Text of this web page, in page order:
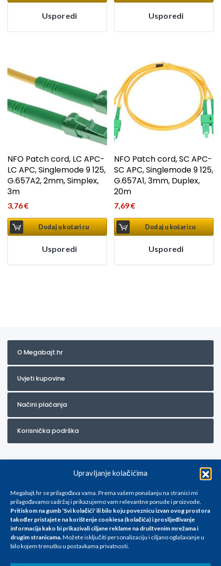
Upravljanje kolačićima
Megabajt.hr se prilagođava vama. Prema vašem ponašanju na stranici mi
prilagođavamo sadržaj i prikazujemo vam relevantne ponude i proizvode.
Pritiskom na gumb 'Svi kolačići' ili bilo koju poveznicu izvan ovog prostora
također pristajete na korištenje cookiesa (kolačića) i proslijeđivanje
informacija kako bi prikazivali ciljane reklame na društvenim mrežama i
drugim stranicama.Možete isključiti personalizaciju i ciljano oglašavanje u
bilo kojem trenutku u postavkama privatnosti.
Usporedi Usporedi
NFO Patch cord, LC APC-
LC APC, Singlemode 9 125,
G.657A2, 2mm, Simplex,
3m
3,76€
Dodaj u košaricu
Usporedi
NFO Patch cord, SC APC-
SC APC, Singlemode 9 125,
G.657A1, 3mm, Duplex,
20m
7,69€
Dodaj u košaricu
Usporedi
O Megabajt.hr
Uvjeti kupovine
Načini plaćanja
Korisnička podrška
Za artikle kojih trenutno nema u ponudi obratite nam se na
info@megabajt.hr. Sve cijene su informativnog karaktera i podložne su
promjenama, a
iskazane su za avansno plaćanje(gotovina) u Eurima i uključuju PDV. Sve
se razlikovati od cijena u našim poslovnicama. Trudimo se dati što bolji